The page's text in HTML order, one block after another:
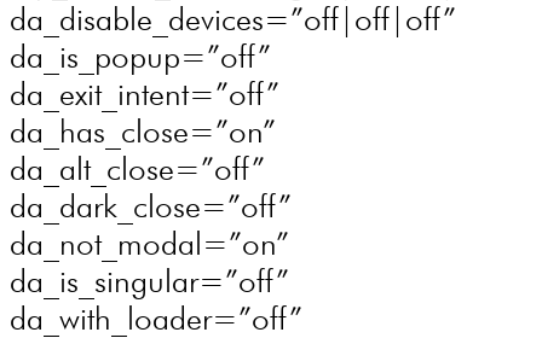
da_disable_devices=”off|off|off”
da_is_popup=”off”
da_exit_intent=”off”
da_has_close=”on”
da_alt_close=”off”
da_dark_close=”off”
da_not_modal=”on”
da_is_singular=”off”
da_with_loader=”off”